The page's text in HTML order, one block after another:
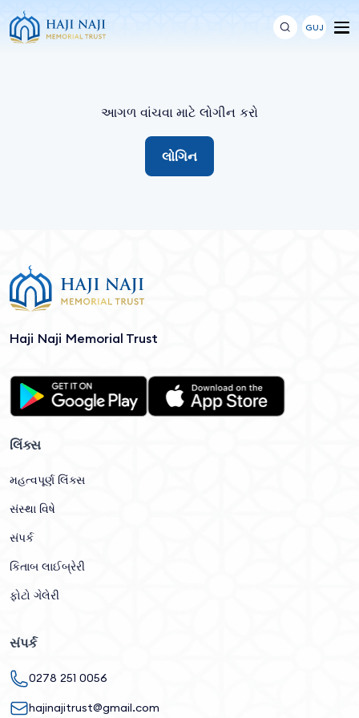
GUJ
આગળ વાંચવા માટે લોગીન કરો
લોગિન
Haji Naji Memorial Trust
લિંક્સ
મહત્વપૂર્ણ લિંક્સ
સંસ્થા વિષે
સંપર્ક
કિતાબ લાઈબ્રેરી
ફોટો ગેલેરી
સંપર્ક
0278 251 0056
hajinajitrust@gmail.com